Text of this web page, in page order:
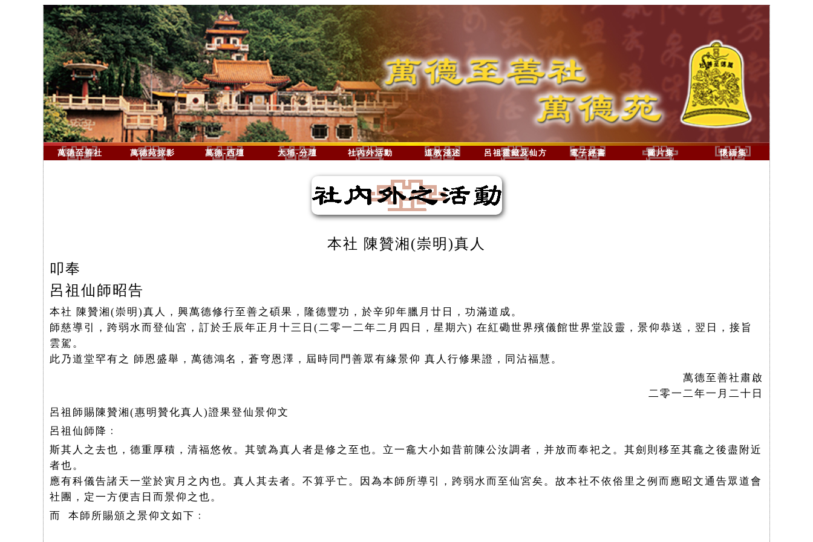
萬德至善社 萬德苑掠影 萬德-西壇 大埔-分壇 社內外活動 道教淺述 呂祖靈籤及仙方 電子經書 圖片集 懷緬集
本社 陳贊湘(崇明)真人
叩奉
呂祖仙師昭告
本社 陳贊湘(崇明)真人，興萬德修行至善之碩果，隆德豐功，於辛卯年臘月廿日，功滿道成。
師慈導引，跨弱水而登仙宮，訂於壬辰年正月十三日(二零一二年二月四日，星期六) 在紅磡世界殯儀館世界堂設靈，景仰恭送，翌日，接旨
雲駕。
此乃道堂罕有之 師恩盛舉，萬德鴻名，蒼穹恩澤，屆時同門善眾有緣景仰 真人行修果證，同沾福慧。
萬德至善社肅啟
二零一二年一月二十日
呂祖師賜陳贊湘(惠明贊化真人)證果登仙景仰文
呂祖仙師降﹕
斯其人之去也，德重厚積，清福悠攸。其號為真人者是修之至也。立一龕大小如昔前陳公汝調者，并放而奉祀之。其劍則移至其龕之後盡附近
者也。
應有科儀告諸天一堂於寅月之內也。真人其去者。不算乎亡。因為本師所導引，跨弱水而至仙宮矣。故本社不依俗里之例而應昭文通告眾道會
社團，定一方便吉日而景仰之也。
而 本師所賜頒之景仰文如下﹕